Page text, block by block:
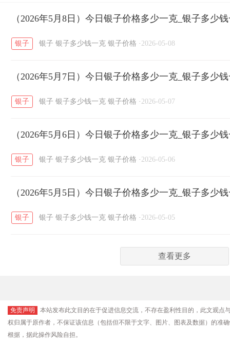
开国纪念币 大清银币 / 长城币 / 老
菜百 周生生 周大生
六福 / 金至尊 / 潮宏基 / 亚一金店
（2026年5月8日）今日银子价格多少一克_银子多少
银子 银子 银子多少钱一克 银子价格 · 2026-05-08
（2026年5月7日）今日银子价格多少一克_银子多少
银子 银子 银子多少钱一克 银子价格 · 2026-05-07
（2026年5月6日）今日银子价格多少一克_银子多少
银子 银子 银子多少钱一克 银子价格 · 2026-05-06
（2026年5月5日）今日银子价格多少一克_银子多少
银子 银子 银子多少钱一克 银子价格 · 2026-05-05
查看更多
免责声明
本站发布此文目的在于促进信息交流，不存在盈利性目的，此文观
权归属于原作者，不保证该信息（包括但不限于文字、图片、图表及数据）的准
根据，据此操作风险自担。